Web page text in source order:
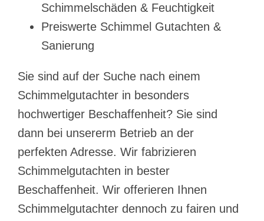
Schimmelschäden & Feuchtigkeit
Preiswerte Schimmel Gutachten &
Sanierung
Sie sind auf der Suche nach einem
Schimmelgutachter in besonders
hochwertiger Beschaffenheit? Sie sind
dann bei unsererm Betrieb an der
perfekten Adresse. Wir fabrizieren
Schimmelgutachten in bester
Beschaffenheit. Wir offerieren Ihnen
Schimmelgutachter dennoch zu fairen und